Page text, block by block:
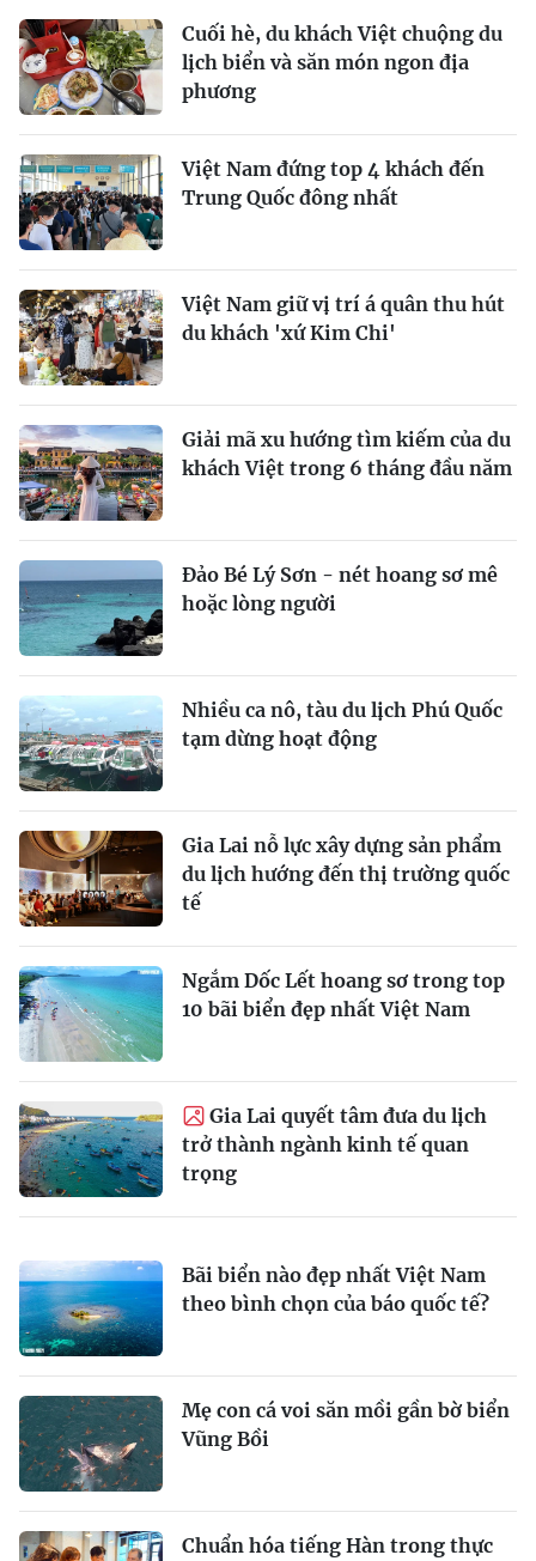
Cuối hè, du khách Việt chuộng du
lịch biển và săn món ngon địa
phương
Việt Nam đứng top 4 khách đến
Trung Quốc đông nhất
Việt Nam giữ vị trí á quân thu hút
du khách 'xứ Kim Chi'
Giải mã xu hướng tìm kiếm của du
khách Việt trong 6 tháng đầu năm
Đảo Bé Lý Sơn - nét hoang sơ mê
hoặc lòng người
Nhiều ca nô, tàu du lịch Phú Quốc
tạm dừng hoạt động
Gia Lai nỗ lực xây dựng sản phẩm
du lịch hướng đến thị trường quốc
tế
Ngắm Dốc Lết hoang sơ trong top
10 bãi biển đẹp nhất Việt Nam
Gia Lai quyết tâm đưa du lịch
trở thành ngành kinh tế quan
trọng
Bãi biển nào đẹp nhất Việt Nam
theo bình chọn của báo quốc tế?
Mẹ con cá voi săn mồi gần bờ biển
Vũng Bồi
Chuẩn hóa tiếng Hàn trong thực